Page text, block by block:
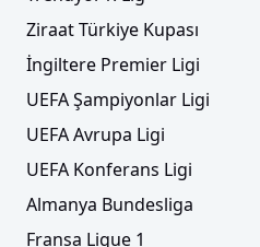
Ziraat Türkiye Kupası
İngiltere Premier Ligi
UEFA Şampiyonlar Ligi
UEFA Avrupa Ligi
UEFA Konferans Ligi
Almanya Bundesliga
Fransa Ligue 1